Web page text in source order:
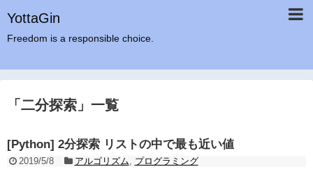
YottaGin
Freedom is a responsible choice.
「 二分探索 」 一覧
[Python] 2分探索 リストの中で最も近い値
2019/5/8 アルゴリズム
プログラミング